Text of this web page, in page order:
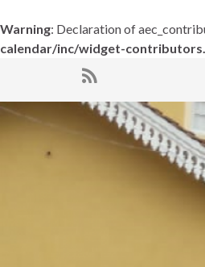
Warning: Declaration of
calendar/inc/widget-